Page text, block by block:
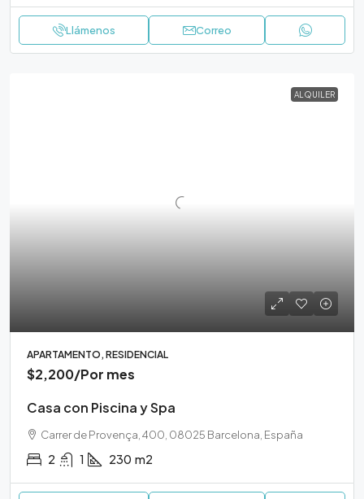
Llámenos Correo
ALQUILER
APARTAMENTO, RESIDENCIAL
$2,200/Por mes
Casa con Piscina y Spa
Carrer de Provença, 400, 08025 Barcelona, España
2 1 230 m2